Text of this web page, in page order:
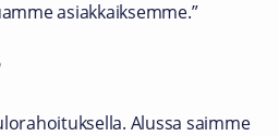
asiakkaiksemme.”
Alussa saimme